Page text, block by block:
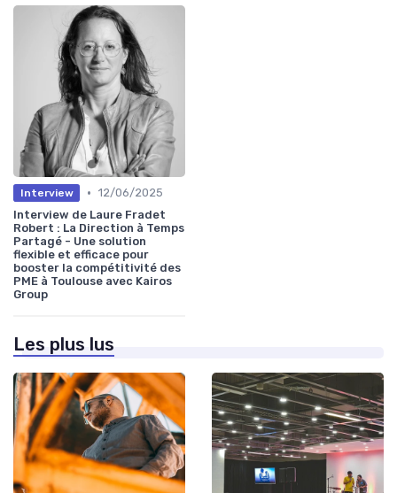
Interview • 12/06/2025
Interview de Laure Fradet
Robert : La Direction à Temps
Partagé - Une solution
flexible et efficace pour
booster la compétitivité des
PME à Toulouse avec Kairos
Group
Les plus lus